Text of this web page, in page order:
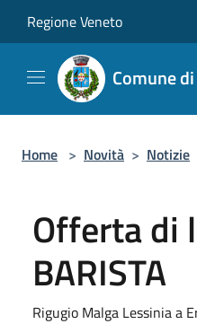
Regione Veneto
Comune
Home > Novità > Notizie
Offerta di
BARISTA
Rigugio Malga Lessinia a